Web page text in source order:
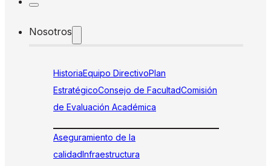
Nosotros
HistoriaEquipo DirectivoPlan
EstratégicoConsejo de FacultadComisión
de Evaluación Académica
Aseguramiento de la
calidadInfraestructura